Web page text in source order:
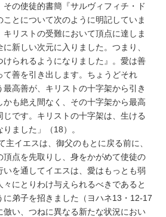
その使徒的書簡『サルヴィフィチ・ド
ことについて次のように明記していま
リストの受難において頂点に達しま
新しい次元に入りました。つまり、
けられるようになりました』。愛は善
て善を引き出します。ちょうどそれ
高善が、キリストの十字架から引き
かも絶え間なく、その十字架から最高
です。キリストの十字架は、生ける
ました」（18）。
イエスは、御父のもとに戻る前に、
頂点を先取りし、身をかがめて使徒の
いを通してイエスは、愛はもっとも弱
々にとりわけ与えられるべきであると
に弟子を招きました（ヨハネ13・12-17
倣い、つねに異なる新たな状況におい